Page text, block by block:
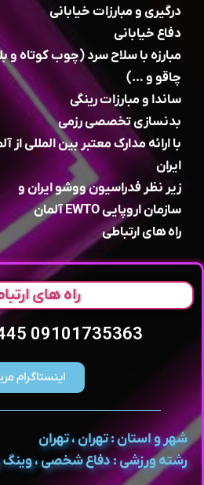
درگیری و مبارزات خیابانی
دفاع خیابانی
مبارزه با سلاح سرد (چوب کوتاه و
چاقو و …)
ساندا و مبارزات رینگی
بدنسازی تخصصی رزمی
با ارائه مدارک معتبر بین المللی
ایران
زیر نظر فدراسیون ووشو ایران و
سازمان اروپایی EWTO آلمان
راه های ارتباطی
راه های
09101735363 09364790445
اینستاگرام
شهر و استان : تهران ، تهران
رشته ورزشی : دفاع شخصی ،